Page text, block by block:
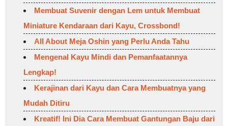
Membuat Suvenir dengan Lem untuk Membuat
Miniature Kendaraan dari Kayu, Crossbond!
All About Meja Oshin yang Perlu Anda Tahu
Mengenal Kayu Mindi dan Pemanfaatannya
Lengkap!
Kerajinan dari Kayu dan Cara Membuatnya yang
Mudah Ditiru
Kreatif! Ini Dia Cara Membuat Gantungan Baju dari